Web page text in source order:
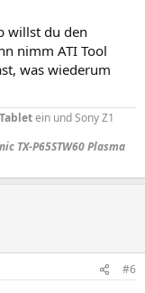
willst du den
nimm ATI Tool
was wiederum
ein und Sony Z1
TX-P65STW60 Plasma
#6